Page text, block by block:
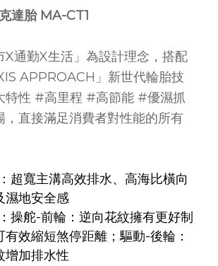
達胎 MA-CT1
X通勤X生活」為設計理念，搭配
APPROACH」新世代輪胎技
特性 #高里程 #高節能 #優濕抓
，直接滿足消費者對性能的所有
超寬主溝高效排水、高海比橫向
濕地安全感
操舵-前輪：逆向花紋擁有更好制
有效縮短煞停距離；驅動-後輪：
增加排水性